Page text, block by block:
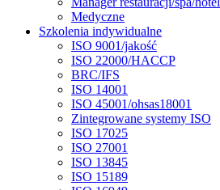
Medyczne
Szkolenia indywidualne
ISO 9001/jakość
ISO 22000/HACCP
BRC/IFS
ISO 14001
ISO 45001/ohsas18001
Zintegrowane systemy ISO
ISO 17025
ISO 27001
ISO 13845
ISO 15189